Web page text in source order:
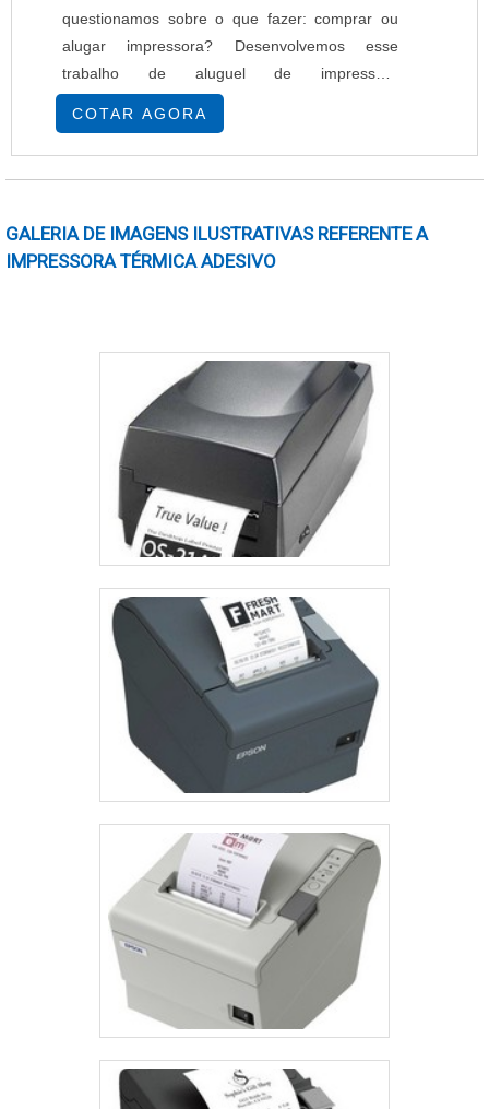
questionamos sobre o que fazer: comprar ou
alugar impressora? Desenvolvemos esse
trabalho de aluguel de impressora
multifuncional, que não consiste só em alugar
impressora para uma empresa, mas também de
prestar todos os serviços relacionados ao bom
funcionamento do equipamento, que é
o serviço. Para responder a essa pergunta
(comprar ou ....
COTAR AGORA
GALERIA DE IMAGENS ILUSTRATIVAS REFERENTE A
IMPRESSORA TÉRMICA ADESIVO